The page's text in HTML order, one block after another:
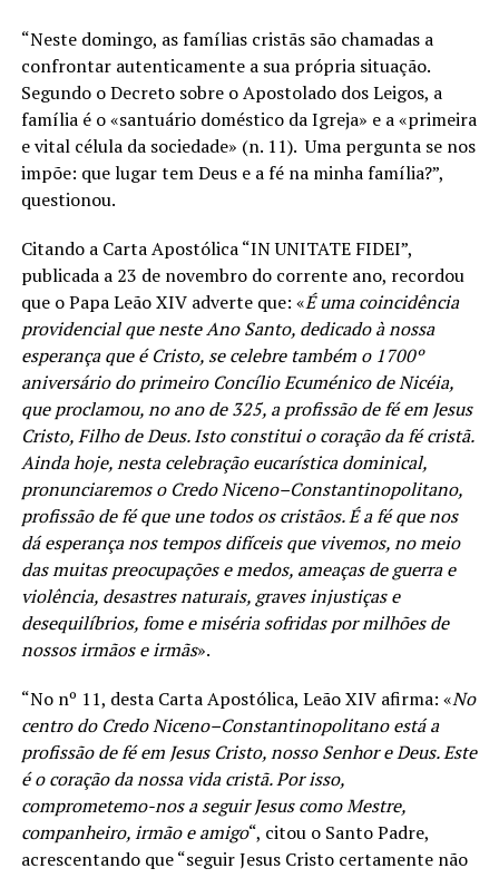
“Neste domingo, as famílias cristãs são chamadas a
confrontar autenticamente a sua própria situação.
Segundo o Decreto sobre o Apostolado dos Leigos, a
família é o «santuário doméstico da Igreja» e a «primeira
e vital célula da sociedade» (n. 11). Uma pergunta se nos
impõe: que lugar tem Deus e a fé na minha família?”,
questionou.
Citando a Carta Apostólica “IN UNITATE FIDEI”,
publicada a 23 de novembro do corrente ano, recordou
que o Papa Leão XIV adverte que: «É uma coincidência
providencial que neste Ano Santo, dedicado à nossa
esperança que é Cristo, se celebre também o 1700º
aniversário do primeiro Concílio Ecuménico de Nicéia,
que proclamou, no ano de 325, a profissão de fé em Jesus
Cristo, Filho de Deus. Isto constitui o coração da fé cristã.
Ainda hoje, nesta celebração eucarística dominical,
pronunciaremos o Credo Niceno–Constantinopolitano,
profissão de fé que une todos os cristãos. É a fé que nos
dá esperança nos tempos difíceis que vivemos, no meio
das muitas preocupações e medos, ameaças de guerra e
violência, desastres naturais, graves injustiças e
desequilíbrios, fome e miséria sofridas por milhões de
nossos irmãos e irmãs».
“No nº 11, desta Carta Apostólica, Leão XIV afirma: «No
centro do Credo Niceno–Constantinopolitano está a
profissão de fé em Jesus Cristo, nosso Senhor e Deus. Este
é o coração da nossa vida cristã. Por isso,
comprometemo-nos a seguir Jesus como Mestre,
companheiro, irmão e amigo“, citou o Santo Padre,
acrescentando que “seguir Jesus Cristo certamente não